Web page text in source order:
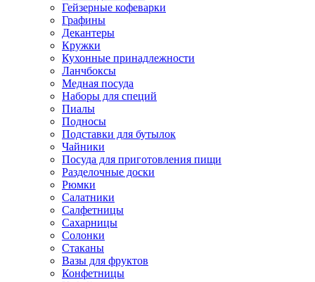
Гейзерные кофеварки
Графины
Декантеры
Кружки
Кухонные принадлежности
Ланчбоксы
Медная посуда
Наборы для специй
Пиалы
Подносы
Подставки для бутылок
Чайники
Посуда для приготовления пищи
Разделочные доски
Рюмки
Салатники
Салфетницы
Сахарницы
Солонки
Стаканы
Вазы для фруктов
Конфетницы